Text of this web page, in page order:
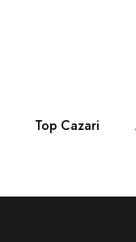
Top Cazari